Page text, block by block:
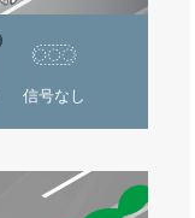
信号なし